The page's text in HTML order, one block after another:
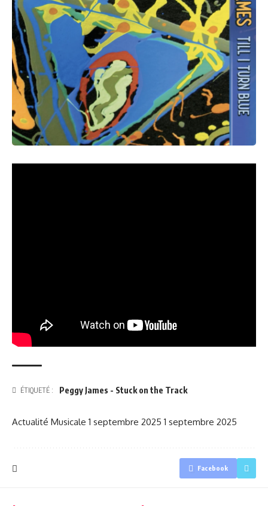
ÉTIQUETÉ : Peggy James - Stuck on the Track
Actualité Musicale 1 septembre 2025 1 septembre 2025
Facebook